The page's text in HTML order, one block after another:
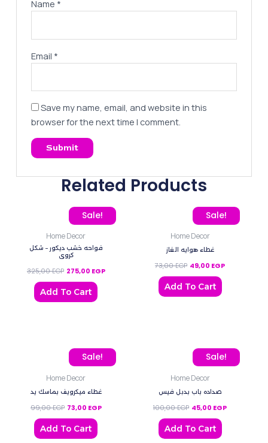
Name *
Email *
Save my name, email, and website in this
browser for the next time I comment.
Related Products
Sale!
Home Decor
فواحه خشب ديكور – شكل
كروي
325,00EGP
Original price was: 325,00 EGP.
275,00 EGP
Current price is: 275,00 EGP.
Add To Cart
Sale!
Home Decor
غطاء هوايه الغاز
73,00EGP
Original price was: 73,00
49,00 EGP
Current price
Add To Cart
Sale!
Home Decor
غطاء ميكرويف بماسك يد
99,00EGP
Original price was: 99,00 EGP.
73,00 EGP
Current price is: 73,00 EGP.
Add To Cart
Sale!
Home Decor
صداده باب بدبل فيس
100,00EGP
Original price was:
45,00 EGP
Current
Add To Cart